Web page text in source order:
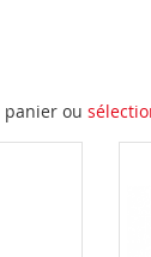
panier ou